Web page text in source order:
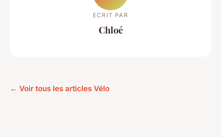
ECRIT PAR
Chloé
← Voir tous les articles Vélo